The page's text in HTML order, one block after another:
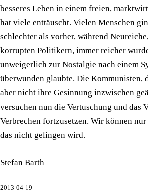
besseres Leben in einem freien,
hat viele enttäuscht. Vielen Menschen
schlechter als vorher, während
korrupten Politikern, immer reicher
unweigerlich zur Nostalgie nach einem
überwunden glaubte. Die Kommunisten,
aber nicht ihre Gesinnung inzwischen
versuchen nun die Vertuschung und das
Verbrechen fortzusetzen. Wir können
das nicht gelingen wird.
Stefan Barth
2013-04-19